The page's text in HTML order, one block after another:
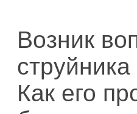
Возник
Как его